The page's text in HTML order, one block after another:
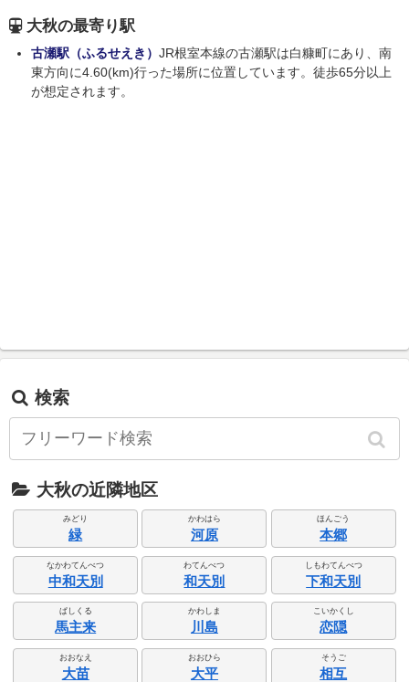
大秋の最寄り駅
古瀬駅（ふるせえき） JR根室本線の古瀬駅は白糠町にあり、南
東方向に4.60(km)行った場所に位置しています。徒歩65分以上
が想定されます。
検索
大秋の近隣地区
みどり
緑
かわはら
河原
ほんごう
本郷
なかわてんべつ
中和天別
わてんべつ
和天別
しもわてんべつ
下和天別
ぱしくる
馬主来
かわしま
川島
こいかくし
恋隠
おおなえ
大苗
おおひら
大平
そうご
相互